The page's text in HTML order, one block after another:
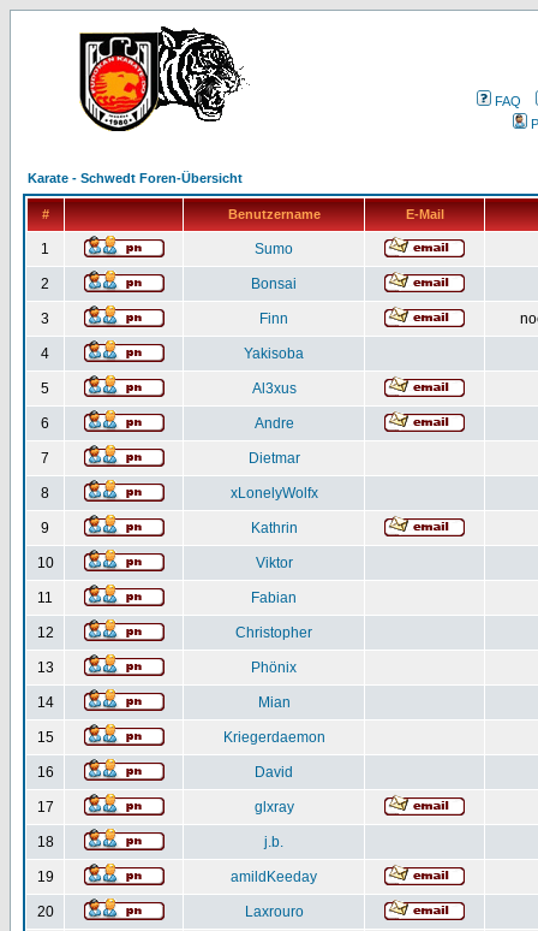
FAQ
Karate - Schwedt Foren-Übersicht
# Benutzername E-Mail
1 Sumo
2 Bonsai
3 Finn
4 Yakisoba
5 Al3xus
6 Andre
7 Dietmar
8 xLonelyWolfx
9 Kathrin
10 Viktor
11 Fabian
12 Christopher
13 Phönix
14 Mian
15 Kriegerdaemon
16 David
17 glxray
18 j.b.
19 amildKeeday
20 Laxrouro